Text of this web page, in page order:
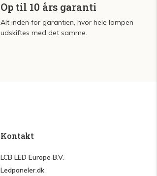
Op til 10 års garanti
Alt inden for garantien, hvor hele lampen
udskiftes med det samme.
Kontakt
LCB LED Europe B.V.
Ledpaneler.dk